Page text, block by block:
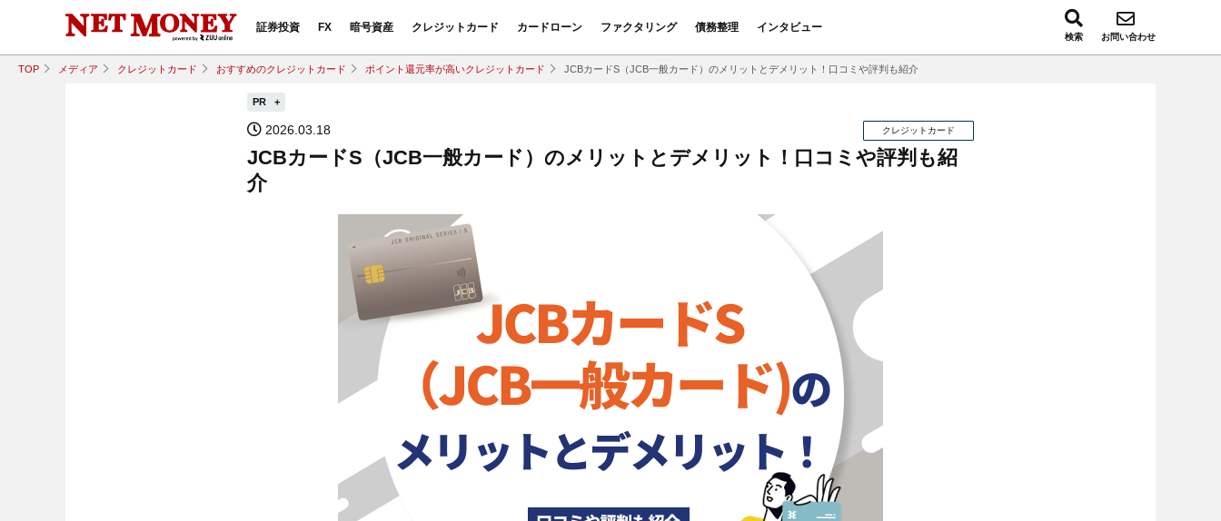
証券投資 FX 暗号資産 クレジットカード カードローン ファクタリング 債務整理 インタビュー
検索 お問い合わせ
TOP メディア クレジットカード おすすめのクレジットカード ポイント還元率が高いクレジットカード JCBカードS（JCB一般カード）のメリットとデメリット！口コミや評判も紹介
PR
2026.03.18 クレジットカード
JCBカードS（JCB一般カード）のメリットとデメリット！口コミや評判も紹
介